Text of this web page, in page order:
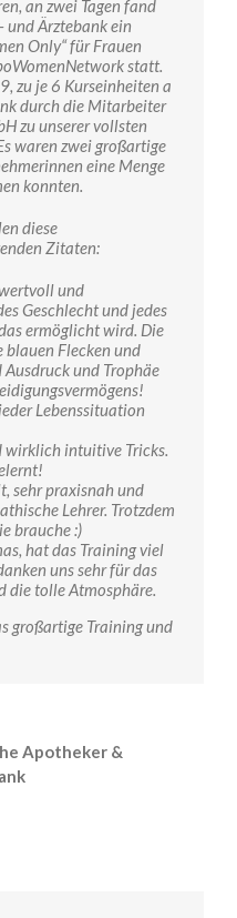
an zwei Tagen fand
und Ärztebank ein
Only“ für Frauen
statt.
zu je 6 Kurseinheiten a
durch die Mitarbeiter
zu unserer vollsten
waren zwei großartige
eine Menge
konnten.
diese
Zitaten:
und
Geschlecht und jedes
ermöglicht wird. Die
blauen Flecken und
und Trophäe
Lebenssituation
wirklich intuitive Tricks.
sehr praxisnah und
Lehrer. Trotzdem
brauche :)
hat das Training viel
uns sehr für das
die tolle Atmosphäre.
großartige Training und
Apotheker &